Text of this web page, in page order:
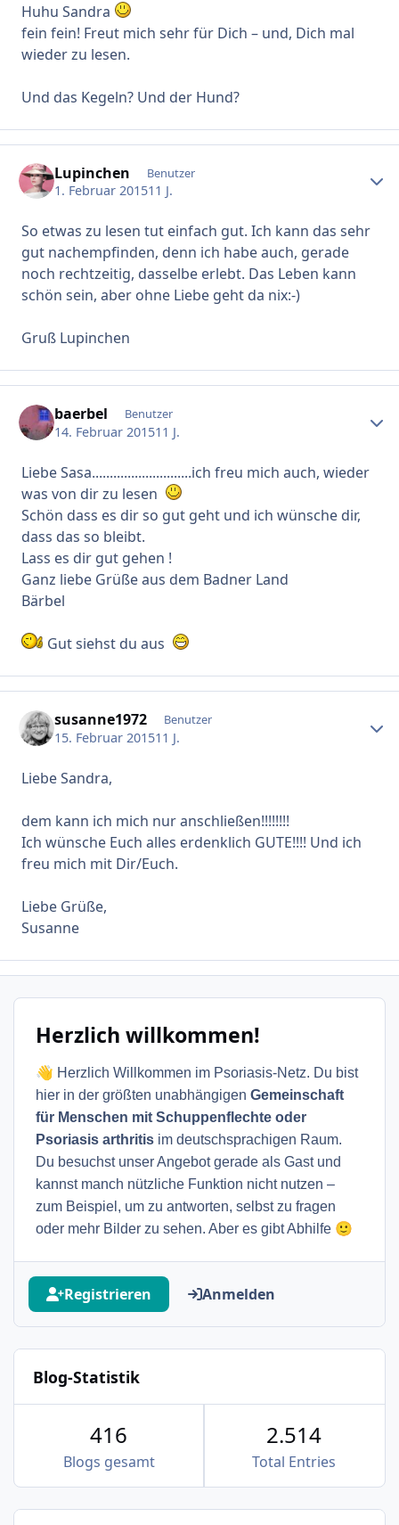
Huhu Sandra
fein fein! Freut mich sehr für Dich – und, Dich mal
wieder zu lesen.
Und das Kegeln? Und der Hund?
Lupinchen Benutzer
1. Februar 201511 J.
So etwas zu lesen tut einfach gut. Ich kann das sehr
gut nachempfinden, denn ich habe auch, gerade
noch rechtzeitig, dasselbe erlebt. Das Leben kann
schön sein, aber ohne Liebe geht da nix:-)
Gruß Lupinchen
baerbel Benutzer
14. Februar 201511 J.
Liebe Sasa............................ich freu mich auch, wieder
was von dir zu lesen
Schön dass es dir so gut geht und ich wünsche dir,
dass das so bleibt.
Lass es dir gut gehen !
Ganz liebe Grüße aus dem Badner Land
Bärbel
Gut siehst du aus
susanne1972 Benutzer
15. Februar 201511 J.
Liebe Sandra,
dem kann ich mich nur anschließen!!!!!!!!
Ich wünsche Euch alles erdenklich GUTE!!!! Und ich
freu mich mit Dir/Euch.
Liebe Grüße,
Susanne
Herzlich willkommen!
👋 Herzlich Willkommen im Psoriasis-Netz. Du bist
hier in der größten unabhängigen Gemeinschaft
für Menschen mit Schuppenflechte oder
Psoriasis arthritis im deutschsprachigen Raum.
Du besuchst unser Angebot gerade als Gast und
kannst manch nützliche Funktion nicht nutzen –
zum Beispiel, um zu antworten, selbst zu fragen
oder mehr Bilder zu sehen. Aber es gibt Abhilfe 🙂
Registrieren Anmelden
Blog-Statistik
Blogs gesamt
416
Total Entries
2.514